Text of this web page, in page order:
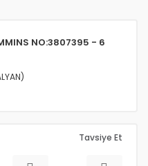
NO:3807395 - 6
Tavsiye Et